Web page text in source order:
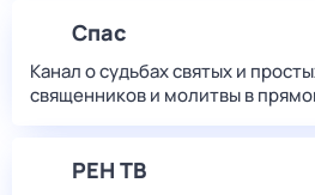
Спас
Канал о судьбах святых и
священников и молитвы в
РЕН ТВ